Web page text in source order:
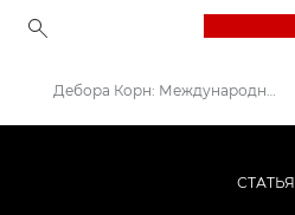
Профессиональная фото- и видеосъемка
Дебора Корн: Международный день печати
СТАТЬЯ